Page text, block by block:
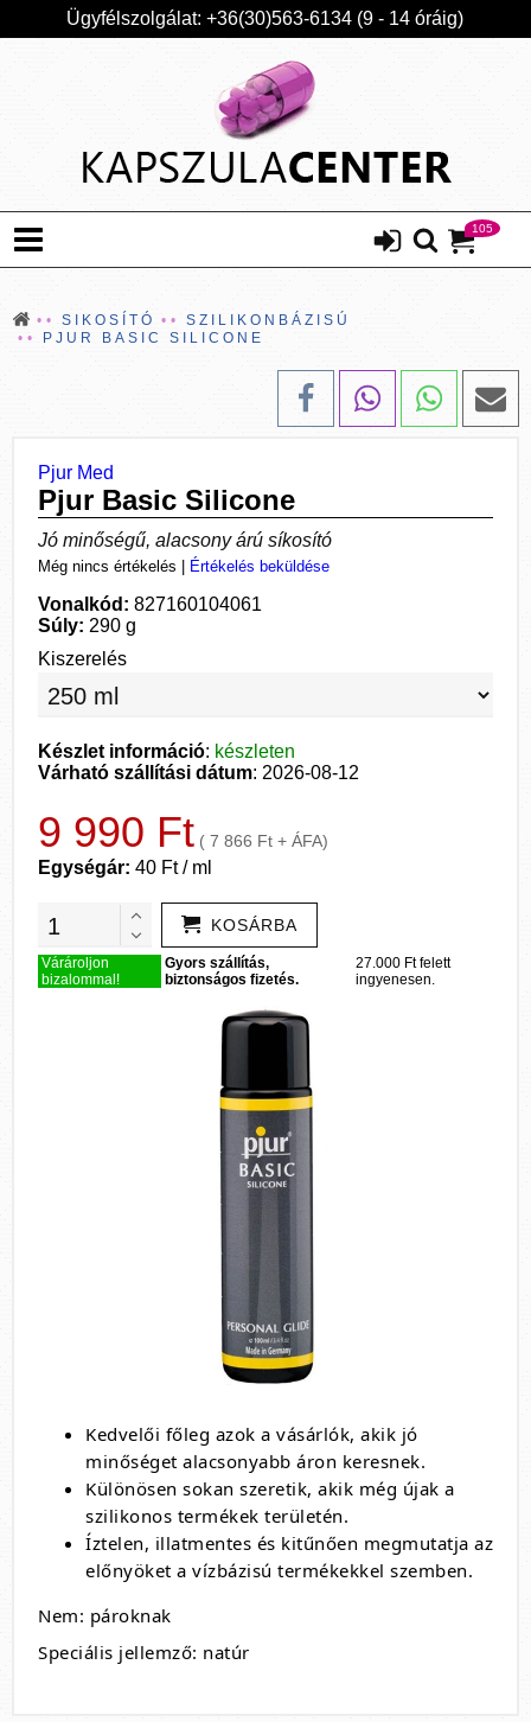
Ügyfélszolgálat: +36(30)563-6134 (9 - 14 óráig)
105
SIKOSÍTÓ
SZILIKONBÁZISÚ
PJUR BASIC SILICONE
Pjur Med
Pjur Basic Silicone
Jó minőségű, alacsony árú síkosító
Még nincs értékelés Értékelés beküldése
Vonalkód: 827160104061
Súly: 290 g
Kiszerelés
Készlet információ: készleten
Várható szállítási dátum: 2026-08-12
9 990 Ft ( 7 866 Ft + ÁFA)
Egységár: 40 Ft / ml
KOSÁRBA
Várároljon
bizalommal!
Gyors szállítás,
biztonságos fizetés.
27.000 Ft felett
ingyenesen.
Kedvelői főleg azok a vásárlók, akik jó
minőséget alacsonyabb áron keresnek.
Különösen sokan szeretik, akik még újak a
szilikonos termékek területén.
Íztelen, illatmentes és kitűnően megmutatja az
előnyöket a vízbázisú termékekkel szemben.
Nem: pároknak
Speciális jellemző: natúr